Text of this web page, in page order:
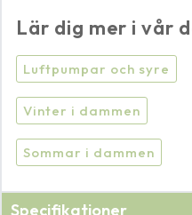
Lär dig mer i vår
Luftpumpar och syre
Vinter i dammen
Sommar i dammen
Specifikationer